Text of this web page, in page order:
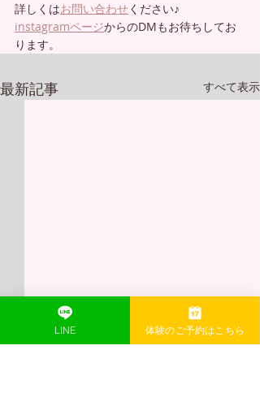
詳しくはお問い合わせください♪
instagramページからのDMもお待ちしてお
ります。
最新記事 すべて表示
LINE 体験のご予約はこちら